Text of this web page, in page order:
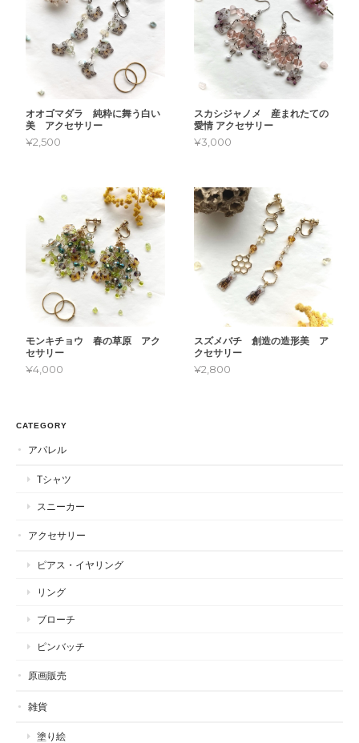
オオゴマダラ 純粋に舞う白い
美 アクセサリー
¥2,500
スカシジャノメ 産まれたての
愛情 アクセサリー
¥3,000
モンキチョウ 春の草原 アク
セサリー
¥4,000
スズメバチ 創造の造形美 ア
クセサリー
¥2,800
CATEGORY
アパレル
Tシャツ
スニーカー
アクセサリー
ピアス・イヤリング
リング
ブローチ
ピンバッチ
原画販売
雑貨
塗り絵